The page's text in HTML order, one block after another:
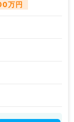
万円